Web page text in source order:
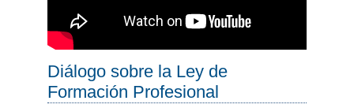
Diálogo sobre la Ley de
Formación Profesional